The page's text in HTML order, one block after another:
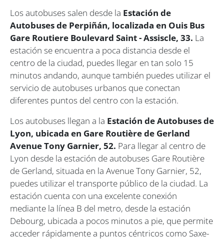
Los autobuses salen desde la Estación de
Autobuses de Perpiñán, localizada en Ouis Bus
Gare Routiere Boulevard Saint - Assiscle, 33. La
estación se encuentra a poca distancia desde el
centro de la ciudad, puedes llegar en tan solo 15
minutos andando, aunque también puedes utilizar el
servicio de autobuses urbanos que conectan
diferentes puntos del centro con la estación.
Los autobuses llegan a la Estación de Autobuses de
Lyon, ubicada en Gare Routière de Gerland
Avenue Tony Garnier, 52. Para llegar al centro de
Lyon desde la estación de autobuses Gare Routière
de Gerland, situada en la Avenue Tony Garnier, 52,
puedes utilizar el transporte público de la ciudad. La
estación cuenta con una excelente conexión
mediante la línea B del metro, desde la estación
Debourg, ubicada a pocos minutos a pie, que permite
acceder rápidamente a puntos céntricos como Saxe-